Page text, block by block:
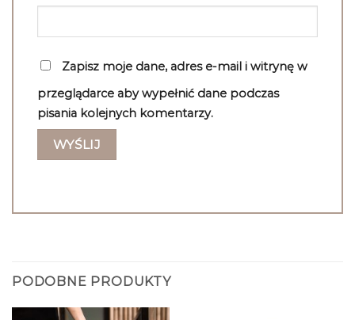
Zapisz moje dane, adres e-mail i witrynę w
przeglądarce aby wypełnić dane podczas
pisania kolejnych komentarzy.
PODOBNE PRODUKTY